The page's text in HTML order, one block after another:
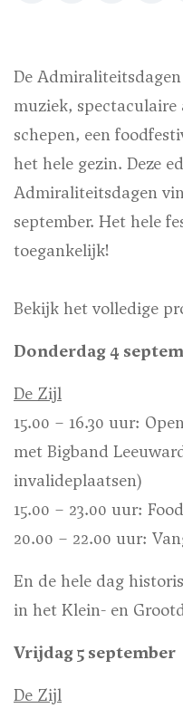
De
muziek,
schepen, een
het hele gezin. Deze
Admiraliteitsdagen
september. Het hele
toegankelijk!
Bekijk het volledige
Donderdag 4
De Zijl
15.00 – 16.30 uur:
met Bigband
invalideplaatsen)
15.00 – 23.00 uur:
20.00 – 22.00 uur:
En de hele dag
in het Klein- en
Vrijdag 5 september
De Zijl